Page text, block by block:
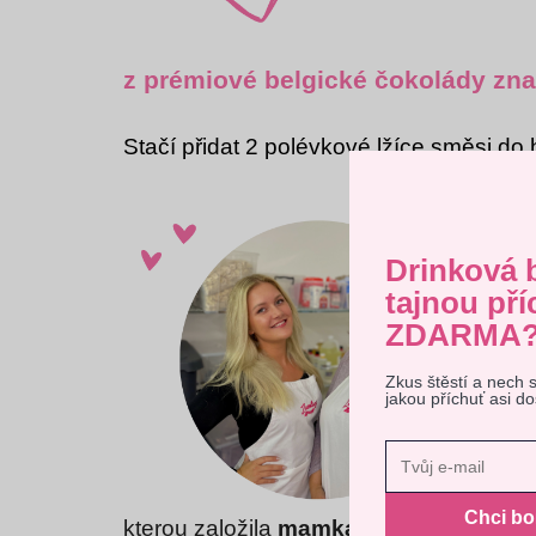
Tento
z prémiové belgické čokolády
Stačí přidat 2 polévkové lžíce směsi do
kterou založila mamka a dcera
v roce
Drinková
tajnou
Zkus štěstí a nech
jakou příchuť asi
Chci